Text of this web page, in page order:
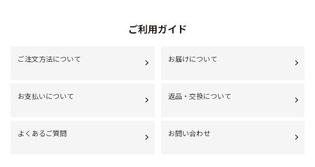
ご利用ガイド
ご注文方法について お届けについて
お支払いについて 返品・交換について
よくあるご質問 お問い合わせ